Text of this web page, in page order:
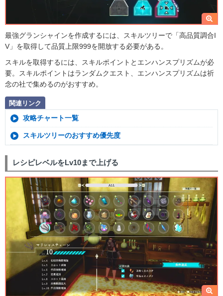
最強グランシャインを作成するには、スキルツリーで「高品質調合I
V」を取得して品質上限999を開放する必要がある。
スキルを取得するには、スキルポイントとエンハンスプリズムが必
要。スキルポイントはランダムクエスト、エンハンスプリズムは祈
念の社で集めるのがおすすめ。
関連リンク
攻略チャート一覧
スキルツリーのおすすめ優先度
レシピレベルをLv10まで上げる